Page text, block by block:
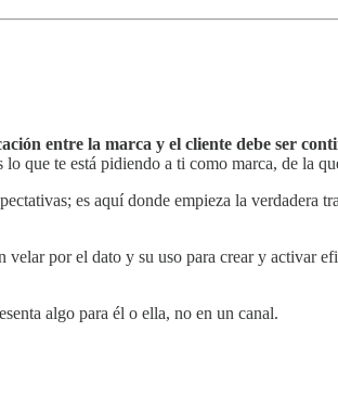
entre la marca y el cliente debe ser
que te está pidiendo a ti como marca, de la
es aquí donde empieza la verdadera
por el dato y su uso para crear y activar
algo para él o ella, no en un canal.